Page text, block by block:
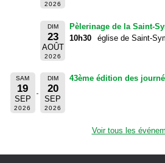
2026
DIM
23
AOÛT
2026
Pèlerinage de la Saint-
10h30
église de Saint-
SAM
19
SEP
2026
DIM
20
SEP
2026
43ème édition des
Voir tous les